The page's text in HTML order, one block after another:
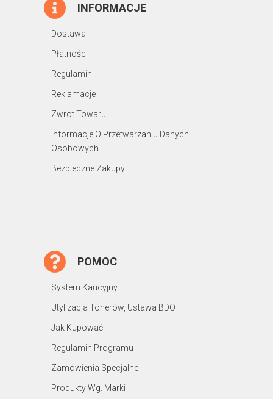
INFORMACJE
Dostawa
Płatności
Regulamin
Reklamacje
Zwrot Towaru
Informacje O Przetwarzaniu Danych
Osobowych
Bezpieczne Zakupy
POMOC
System Kaucyjny
Utylizacja Tonerów, Ustawa BDO
Jak Kupować
Regulamin Programu
Zamówienia Specjalne
Produkty Wg. Marki